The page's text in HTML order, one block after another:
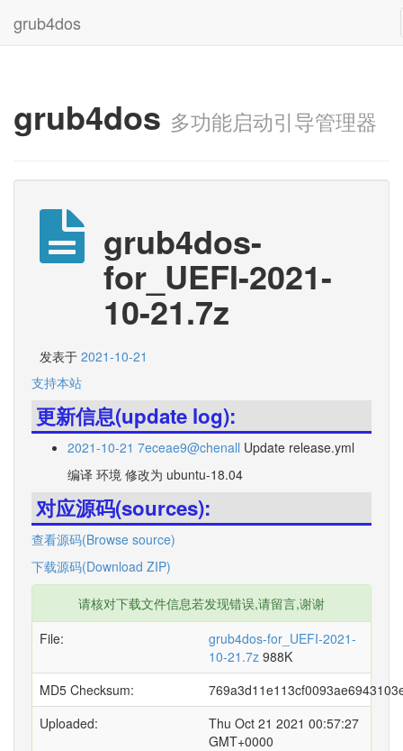
grub4dos
grub4dos 多功能启动引导管理器
grub4dos-
for_UEFI-2021-
10-21.7z
发表于 2021-10-21
支持本站
更新信息(update log):
2021-10-21 7eceae9@chenall Update release.yml
编译 环境 修改为 ubuntu-18.04
对应源码(sources):
查看源码(Browse source)
下载源码(Download ZIP)
请核对下载文件信息若发现错误,请留言,谢谢
File:
grub4dos-for_UEFI-2021-
10-21.7z 988K
MD5 Checksum:
Uploaded:
Thu Oct 21 2021 00:57:27
GMT+0000